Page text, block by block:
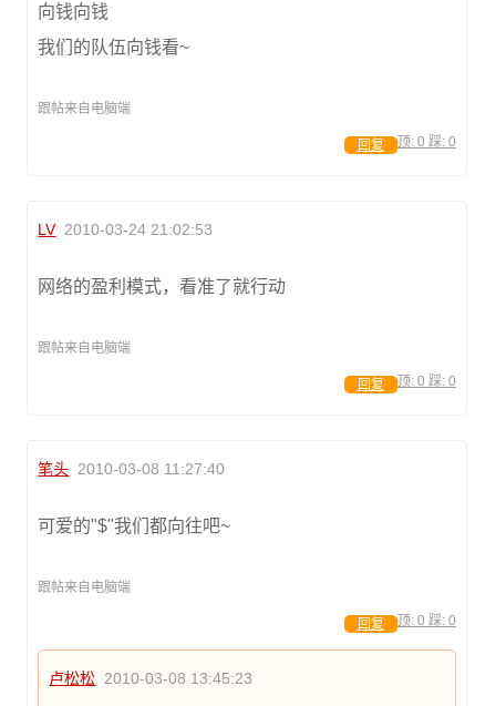
向钱向钱
我们的队伍向钱看~
跟帖来自电脑端
顶: 0 踩: 0
回复
LV2010-03-24 21:02:53
网络的盈利模式，看准了就行动
跟帖来自电脑端
顶: 0 踩: 0
回复
笔头 2010-03-08 11:27:40
可爱的"$"我们都向往吧~
跟帖来自电脑端
顶: 0 踩: 0
回复
卢松松 2010-03-08 13:45:23